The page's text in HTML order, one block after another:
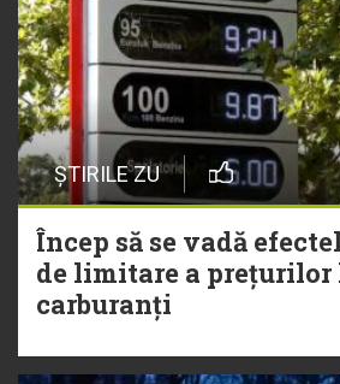
ȘTIRILE ZU
Încep să se vadă
de limitare a prețurilor
carburanți